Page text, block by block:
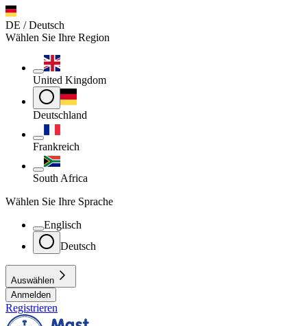
DE / Deutsch
Wählen Sie Ihre Region
United Kingdom
Deutschland
Frankreich
South Africa
Wählen Sie Ihre Sprache
Englisch
Deutsch
Auswählen
Anmelden
Registrieren